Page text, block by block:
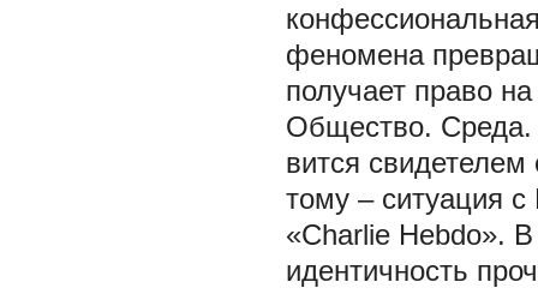
конфессиональная
феномена
получает право
Общество. Среда.
вится свидетелем
тому – ситуация
«Charlie Hebdo».
идентичность